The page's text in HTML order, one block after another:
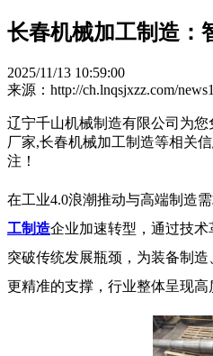
长春机械加工制造：
2025/11/13 10:59:00
来源：http://ch.lnqsjxzz.com/
辽宁千山机械制造有限公司为您
厂家,长春机械加工制造等相关
注！
在工业4.0浪潮推动与高端制造
工制造企业加速转型，通过技术
突破传统发展瓶颈，为装备制
更精准的支撑，行业整体呈现高